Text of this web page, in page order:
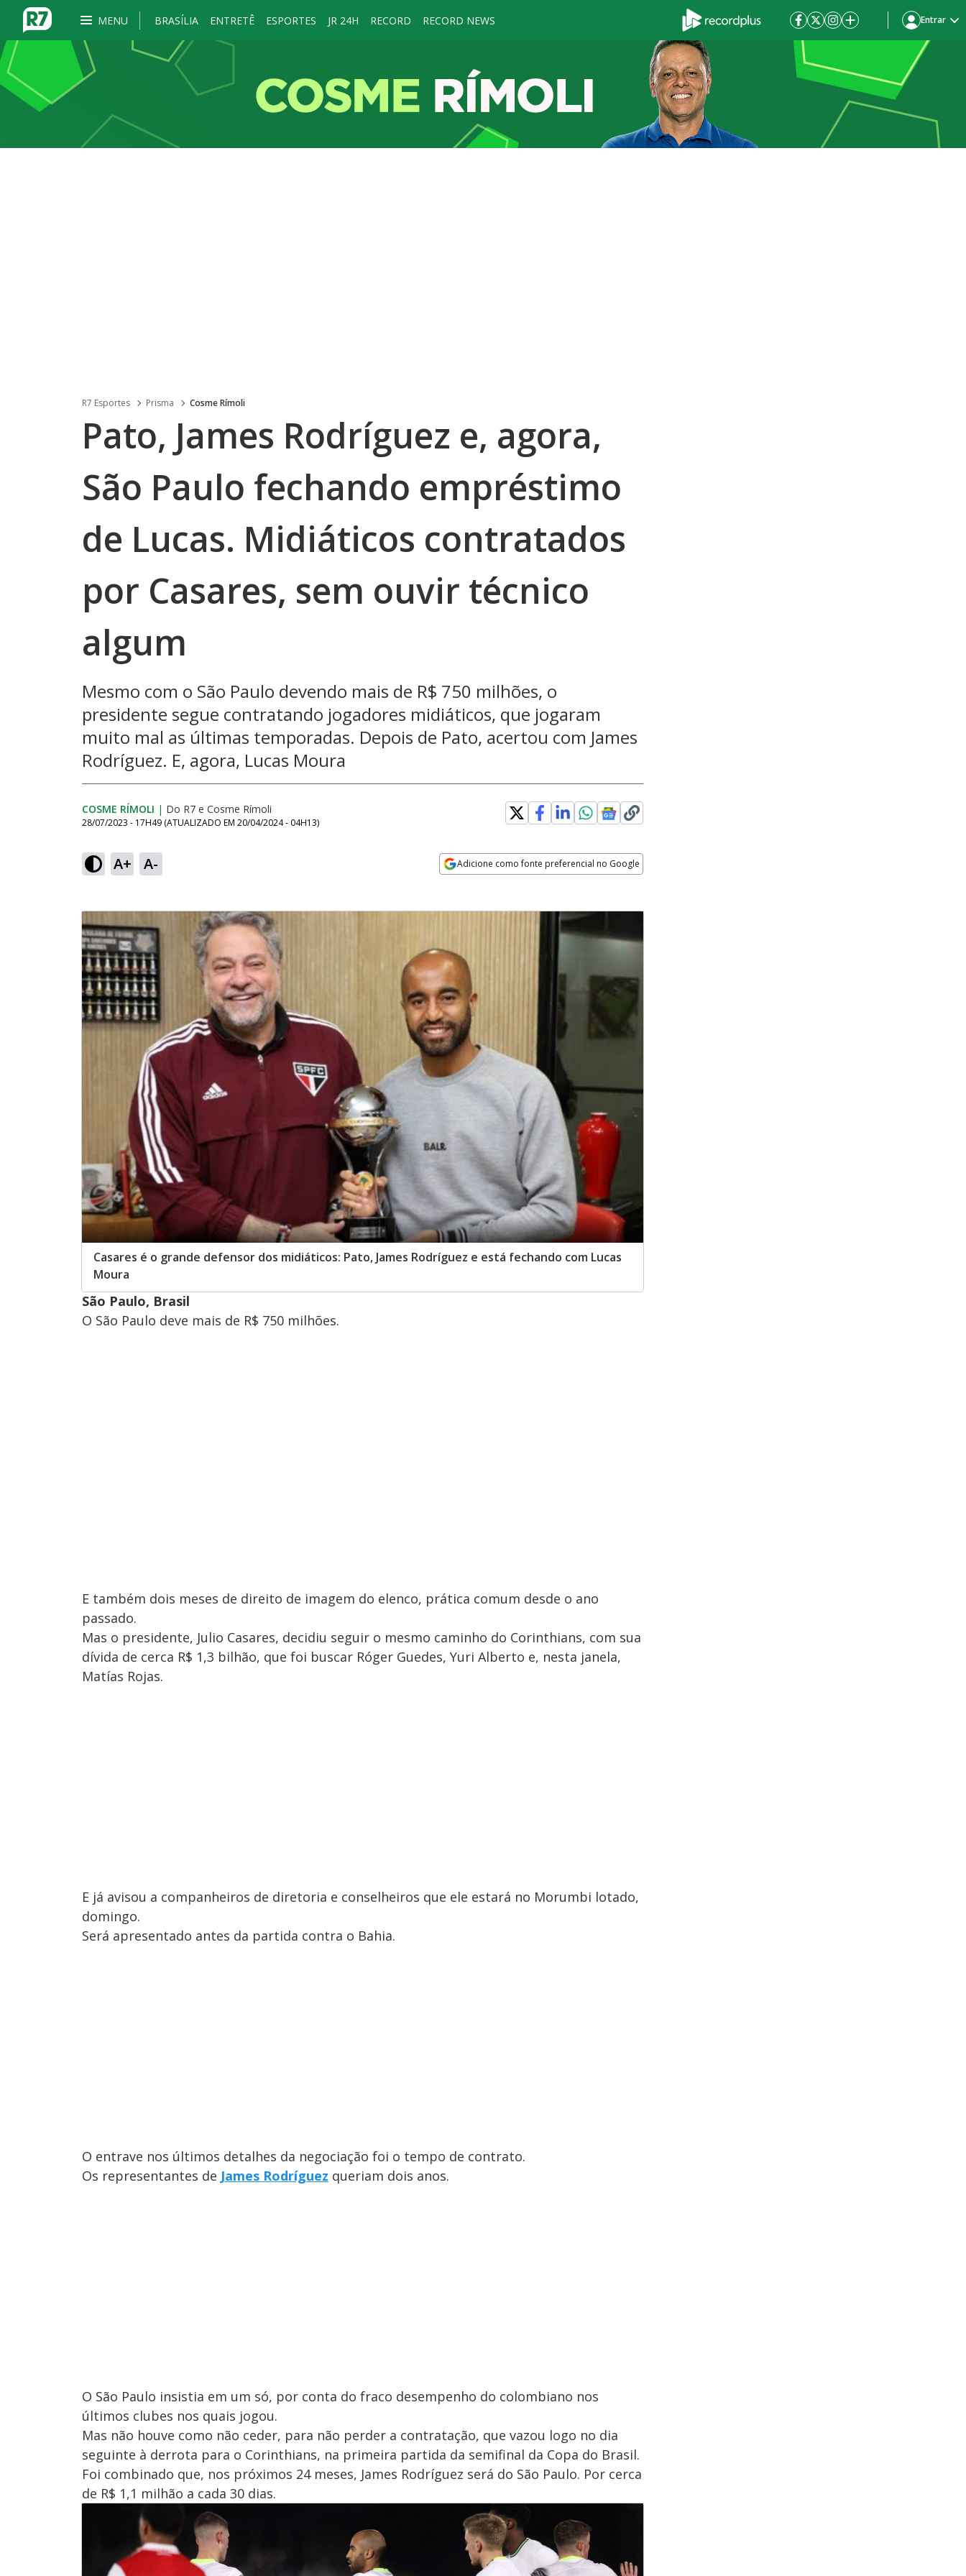
MENU BRASÍLIA ENTRETÊ ESPORTES JR 24H RECORD RECORD NEWS Entrar
R7 Esportes Prisma Cosme Rímoli
Pato, James Rodríguez e, agora,
São Paulo fechando empréstimo
de Lucas. Midiáticos contratados
por Casares, sem ouvir técnico
algum
Mesmo com o São Paulo devendo mais de R$ 750 milhões, o
presidente segue contratando jogadores midiáticos, que jogaram
muito mal as últimas temporadas. Depois de Pato, acertou com James
Rodríguez. E, agora, Lucas Moura
COSME RÍMOLI | Do R7 e Cosme Rímoli
28/07/2023 - 17H49 (ATUALIZADO EM 20/04/2024 - 04H13)
A+ A- Adicione como fonte preferencial no Google
Casares é o grande defensor dos midiáticos: Pato, James Rodríguez e está fechando com Lucas
Moura
São Paulo, Brasil
O São Paulo deve mais de R$ 750 milhões.
E também dois meses de direito de imagem do elenco, prática comum desde o ano
passado.
Mas o presidente, Julio Casares, decidiu seguir o mesmo caminho do Corinthians, com sua
dívida de cerca R$ 1,3 bilhão, que foi buscar Róger Guedes, Yuri Alberto e, nesta janela,
Matías Rojas.
E já avisou a companheiros de diretoria e conselheiros que ele estará no Morumbi lotado,
domingo.
Será apresentado antes da partida contra o Bahia.
O entrave nos últimos detalhes da negociação foi o tempo de contrato.
Os representantes de James Rodríguez queriam dois anos.
O São Paulo insistia em um só, por conta do fraco desempenho do colombiano nos
últimos clubes nos quais jogou.
Mas não houve como não ceder, para não perder a contratação, que vazou logo no dia
seguinte à derrota para o Corinthians, na primeira partida da semifinal da Copa do Brasil.
Foi combinado que, nos próximos 24 meses, James Rodríguez será do São Paulo. Por cerca
de R$ 1,1 milhão a cada 30 dias.